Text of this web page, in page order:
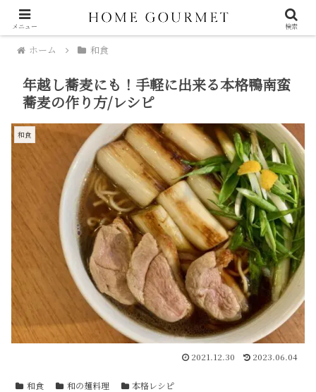
ホーム 和食
年越し蕎麦にも！手軽に出来る本格鴨南蛮
蕎麦の作り方/レシピ
和食
2021.12.30 2023.06.04
和食 和の麺料理 本格レシピ
メニュー 検索